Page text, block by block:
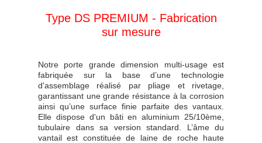
Type DS PREMIUM - Fabrication
sur mesure
Notre porte grande dimension multi-usage est
fabriquée sur la base d’une technologie
d'assemblage réalisé par pliage et rivetage,
garantissant une grande résistance à la corrosion
ainsi qu’une surface finie parfaite des vantaux.
Elle dispose d'un bâti en aluminium 25/10ème,
tubulaire dans sa version standard. L’âme du
vantail est constituée de laine de roche haute